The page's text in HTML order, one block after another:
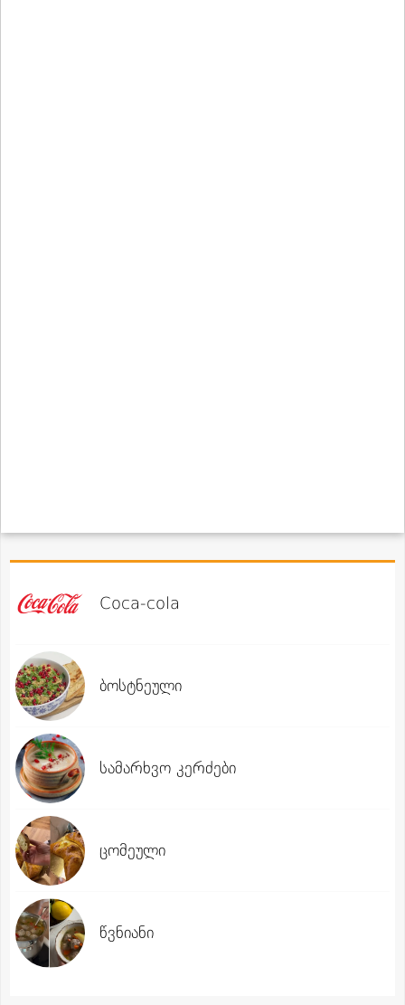
Coca-cola
ბოსტნეული
სამარხვო კერძები
ცომეული
წვნიანი